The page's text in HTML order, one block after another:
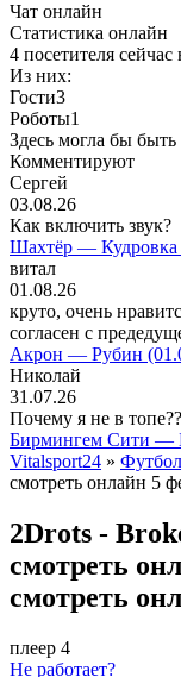
Чат онлайн
Cтатистика онлайн
4 посетителя сейчас
Из них:
Гости3
Роботы1
Здесь могла бы
Комментируют
Сергей
03.08.26
Как включить звук?
Шахтёр — Кудровка
витал
01.08.26
круто, очень
согласен с
Акрон — Рубин
Николай
31.07.26
Почему я не в
Бирмингем Сити —
Vitalsport24 » Футбол
смотреть онлайн 5
2Drots -
смотреть
смотреть
плеер 4
Не работает?